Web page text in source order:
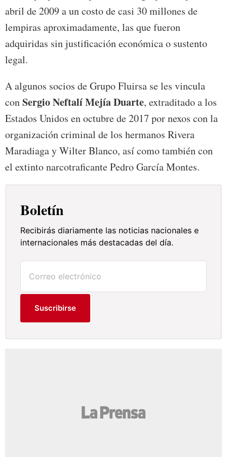
abril de 2009 a un costo de casi 30 millones de
lempiras aproximadamente, las que fueron
adquiridas sin justificación económica o sustento
legal.
A algunos socios de Grupo Fluirsa se les vincula
conSergio Neftalí Mejía Duarte, extraditado a los
Estados Unidos en octubre de 2017 por nexos con la
organización criminal de los hermanos Rivera
Maradiaga y Wilter Blanco, así como también con
el extinto narcotraficante Pedro García Montes.
Boletín
Recibirás diariamente las noticias nacionales e
internacionales más destacadas del día.
Suscribirse